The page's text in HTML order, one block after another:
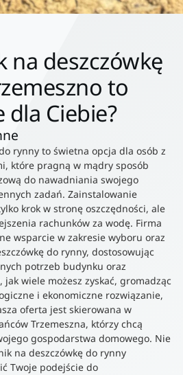
na deszczówkę
to
dla Ciebie?
rynny to świetna opcja dla osób z
które pragną w mądry sposób
do nawadniania swojego
zadań. Zainstalowanie
krok w stronę oszczędności, ale
rachunków za wodę. Firma
wsparcie w zakresie wyboru oraz
do rynny, dostosowując
potrzeb budynku oraz
jak wiele możesz zyskać, gromadząc
i ekonomiczne rozwiązanie,
oferta jest skierowana w
Trzemeszna, którzy chcą
gospodarstwa domowego. Nie
na deszczówkę do rynny
Twoje podejście do